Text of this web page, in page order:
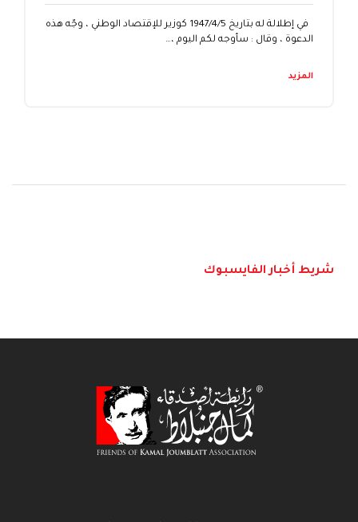
في إطلالة له بتاريخ 1947/4/5 كوزير للإقتصاد الوطني ، وجّه هذه
الدعوة ، وقال : سأوجه لكم اليوم ،…
المزيد
شريط أخبار الفايسبوك